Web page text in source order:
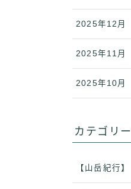
2025年12月
2025年11月
2025年10月
カテゴリー
【山岳紀行】